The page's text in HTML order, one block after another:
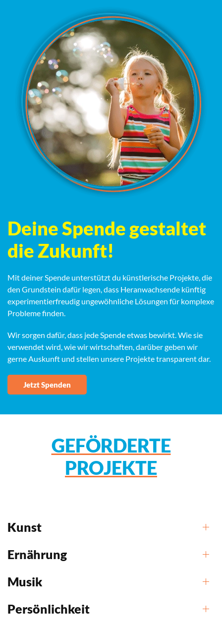
Deine Spende gestaltet
die Zukunft!
Mit deiner Spende unterstützt du künstlerische Projekte, die
den Grundstein dafür legen, dass Heranwachsende künftig
experimentierfreudig ungewöhnliche Lösungen für komplexe
Probleme finden.
Wir sorgen dafür, dass jede Spende etwas bewirkt. Wie sie
verwendet wird, wie wir wirtschaften, darüber geben wir
gerne Auskunft und stellen unsere Projekte transparent dar.
Jetzt Spenden
GEFÖRDERTE
PROJEKTE
Kunst
Ernährung
Musik
Persönlichkeit